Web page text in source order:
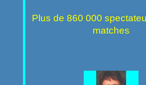
Plus de 860 000
matches